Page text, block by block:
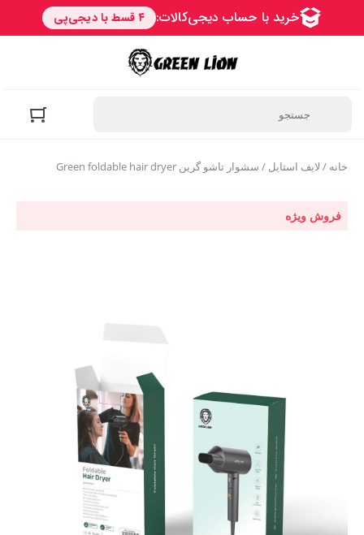
خانه / لایف استایل / سشوار تاشو گرین Green foldable hair dryer
فروش ویژه